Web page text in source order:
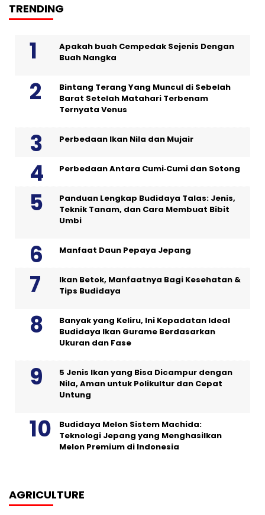
TRENDING
Apakah buah Cempedak Sejenis Dengan
Buah Nangka
Bintang Terang Yang Muncul di Sebelah
Barat Setelah Matahari Terbenam
Ternyata Venus
Perbedaan Ikan Nila dan Mujair
Perbedaan Antara Cumi‑Cumi dan Sotong
Panduan Lengkap Budidaya Talas: Jenis,
Teknik Tanam, dan Cara Membuat Bibit
Umbi
Manfaat Daun Pepaya Jepang
Ikan Betok, Manfaatnya Bagi Kesehatan &
Tips Budidaya
Banyak yang Keliru, Ini Kepadatan Ideal
Budidaya Ikan Gurame Berdasarkan
Ukuran dan Fase
5 Jenis Ikan yang Bisa Dicampur dengan
Nila, Aman untuk Polikultur dan Cepat
Untung
Budidaya Melon Sistem Machida:
Teknologi Jepang yang Menghasilkan
Melon Premium di Indonesia
AGRICULTURE